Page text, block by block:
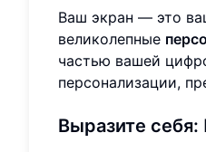
Ваш экран — это
великолепные
частью вашей
персонализации,
Выразите себя: